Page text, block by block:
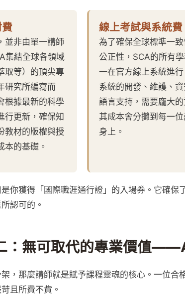
並非由單一講師
集結全球各領域
取等）的頂尖專
研究所編寫而
根據最新的科學
行更新，確保知
教材的版權與授
本的基礎。
線上考試與系統費
為了確保全球標準一
公正性，SCA的所有
一在官方線上系統進
系統的開發、維護、
語言支持，需要龐大的
其成本會分攤到每一
身上。
你獲得「國際職涯通行證」的入場券。它確
認可的。
：無可取代的專業價值
，那麼講師就是賦予課程靈魂的核心。一位合
且所費不貲。